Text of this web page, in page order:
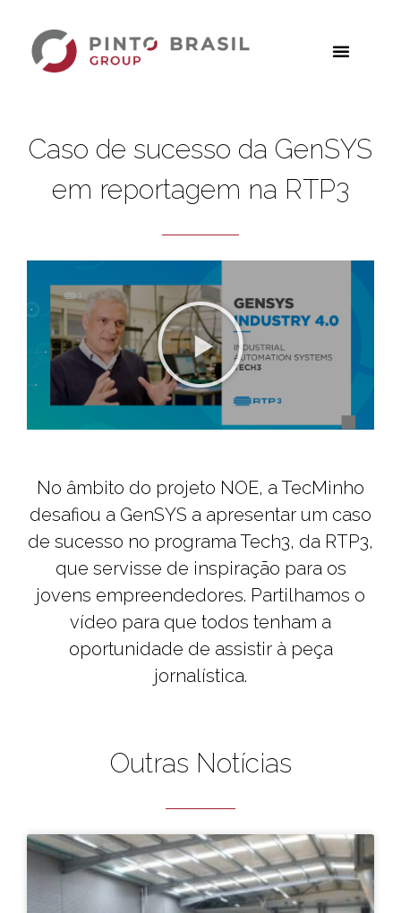
Caso de sucesso da GenSYS
em reportagem na RTP3
No âmbito do projeto NOE, a TecMinho
desafiou a GenSYS a apresentar um caso
de sucesso no programa Tech3, da RTP3,
que servisse de inspiração para os
jovens empreendedores. Partilhamos o
vídeo para que todos tenham a
oportunidade de assistir à peça
jornalística.
Outras Notícias